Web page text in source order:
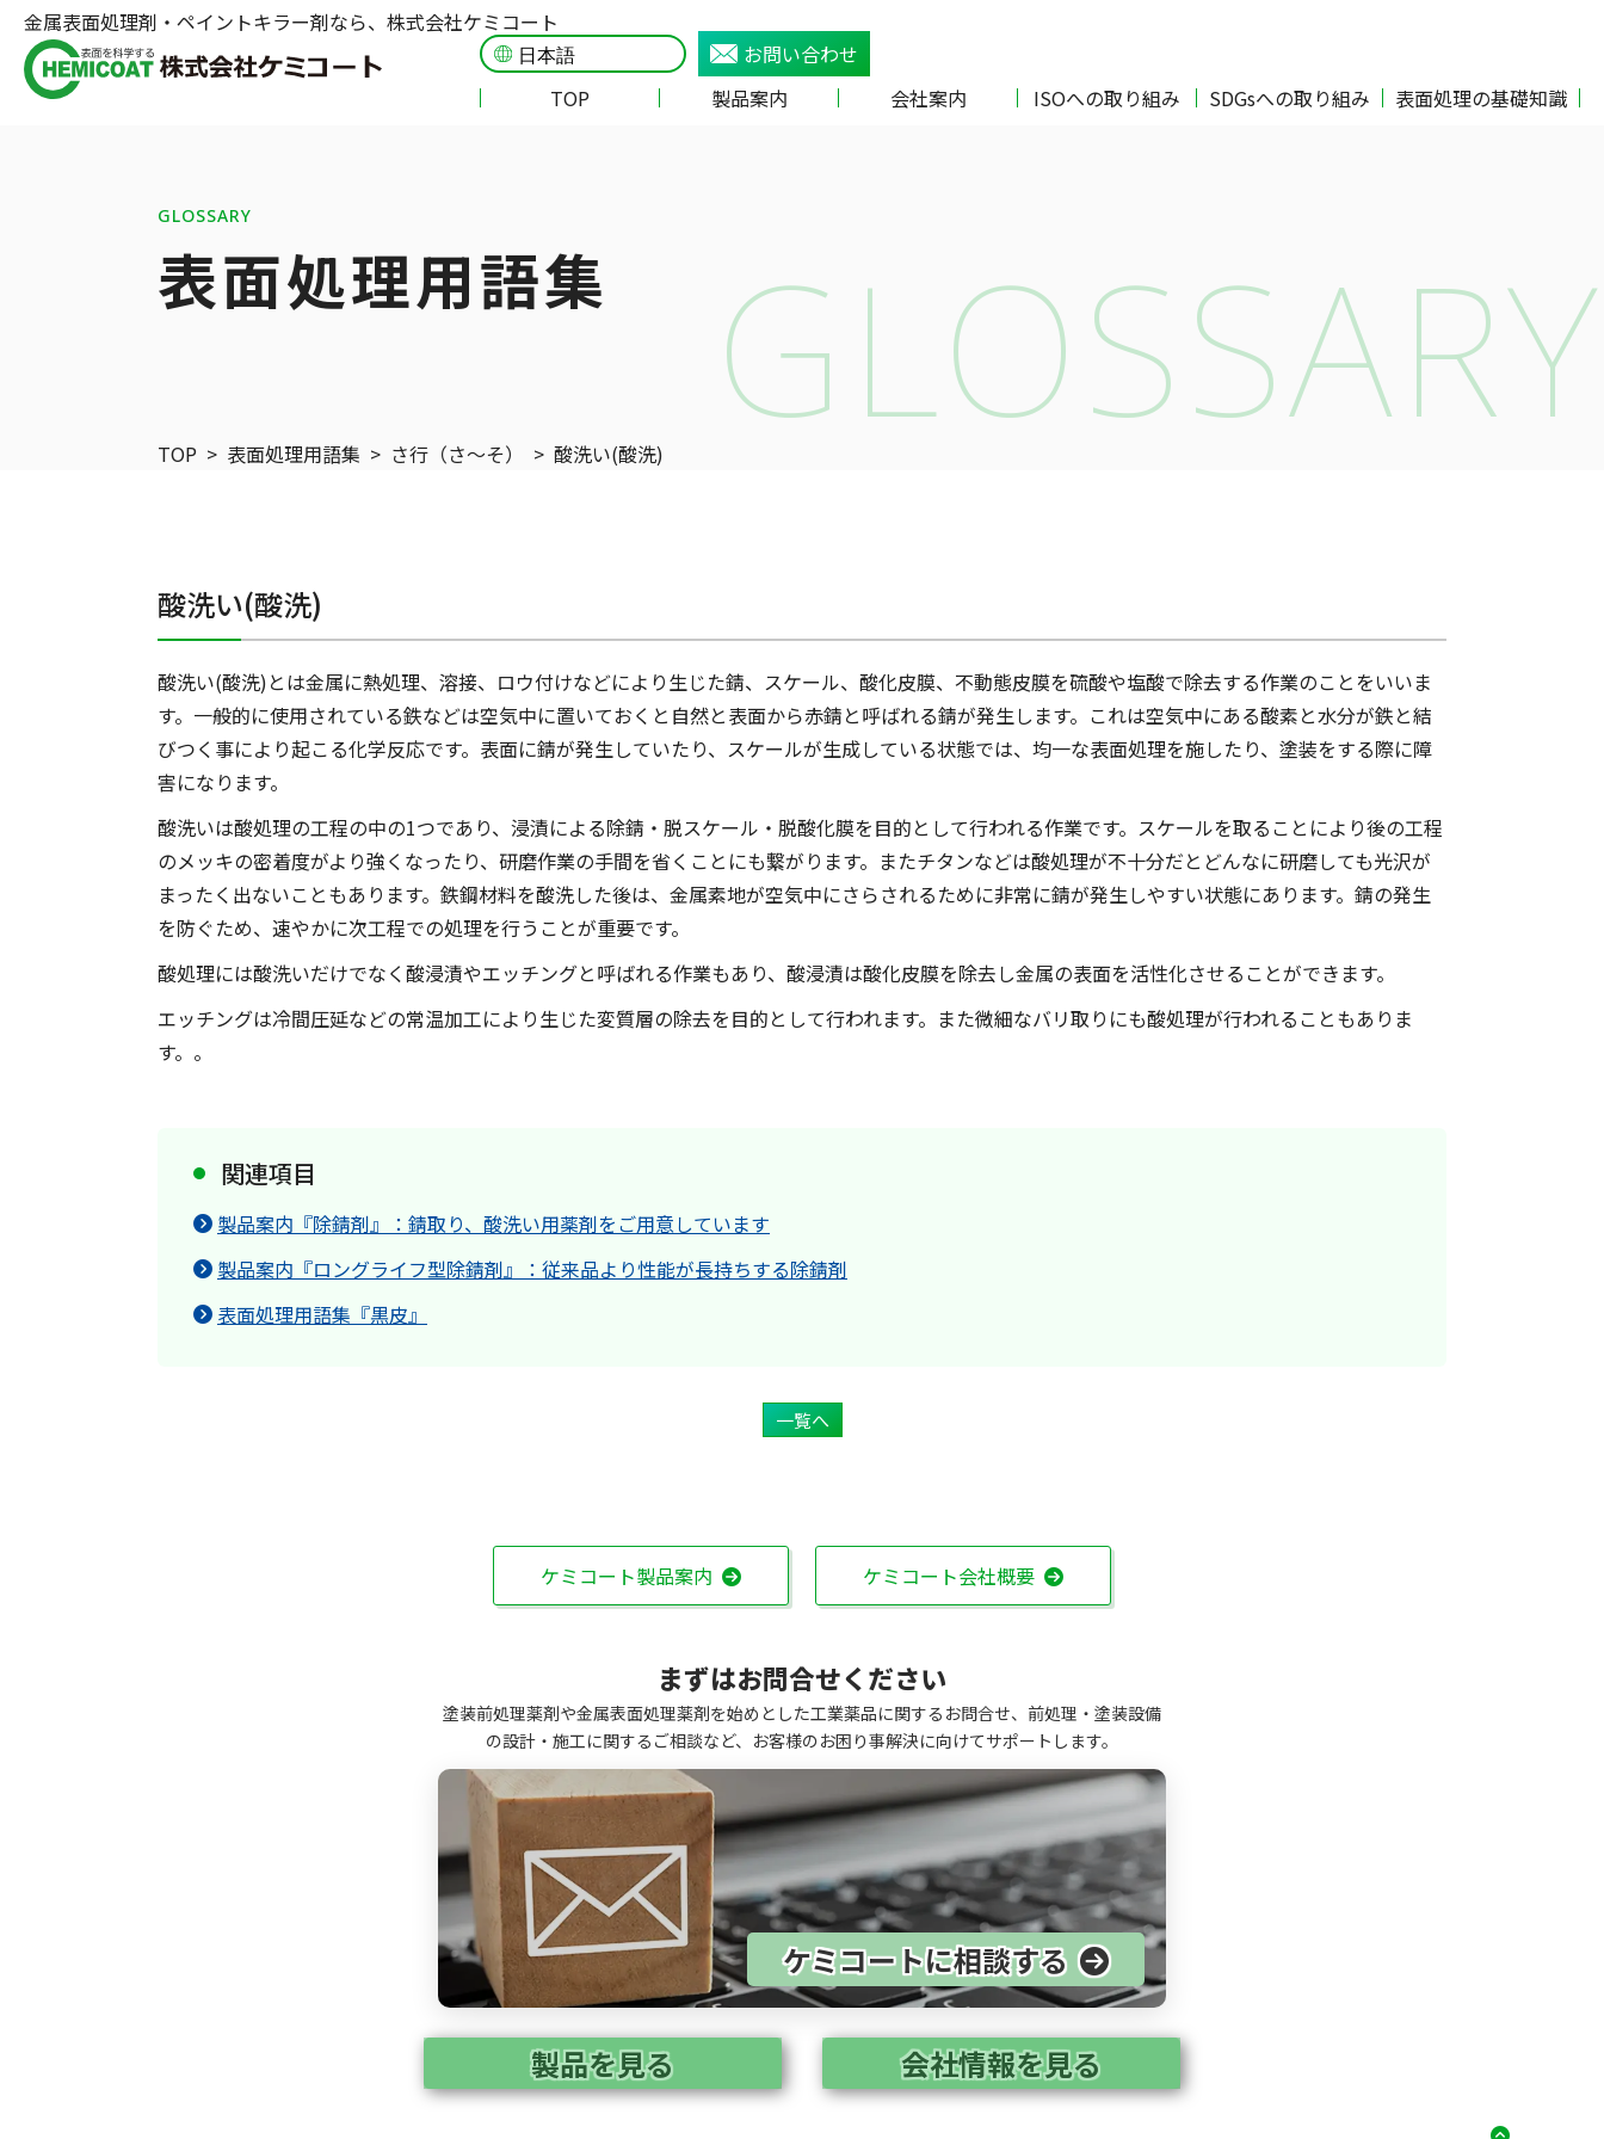
金属表面処理剤・ペイントキラー剤なら、株式会社ケミコート
お問い合わせ
TOP
製品案内 会社案内 ISOへの取り組み SDGsへの取り組み 表面処理の基礎知識
GLOSSARY
GLOSSARY
表面処理用語集
TOP > 表面処理用語集 > さ行（さ〜そ） > 酸洗い(酸洗)
酸洗い(酸洗)
酸洗い(酸洗)とは金属に熱処理、溶接、ロウ付けなどにより生じた錆、スケール、酸化皮膜、不動態皮膜を硫酸や塩酸で除去する作業のことをいいま
す。一般的に使用されている鉄などは空気中に置いておくと自然と表面から赤錆と呼ばれる錆が発生します。これは空気中にある酸素と水分が鉄と結
びつく事により起こる化学反応です。表面に錆が発生していたり、スケールが生成している状態では、均一な表面処理を施したり、塗装をする際に障
害になります。
酸洗いは酸処理の工程の中の1つであり、浸漬による除錆・脱スケール・脱酸化膜を目的として行われる作業です。スケールを取ることにより後の工程
のメッキの密着度がより強くなったり、研磨作業の手間を省くことにも繋がります。またチタンなどは酸処理が不十分だとどんなに研磨しても光沢が
まったく出ないこともあります。鉄鋼材料を酸洗した後は、金属素地が空気中にさらされるために非常に錆が発生しやすい状態にあります。錆の発生
を防ぐため、速やかに次工程での処理を行うことが重要です。
酸処理には酸洗いだけでなく酸浸漬やエッチングと呼ばれる作業もあり、酸浸漬は酸化皮膜を除去し金属の表面を活性化させることができます。
エッチングは冷間圧延などの常温加工により生じた変質層の除去を目的として行われます。また微細なバリ取りにも酸処理が行われることもありま
す。。
関連項目
製品案内『除錆剤』：錆取り、酸洗い用薬剤をご用意しています
製品案内『ロングライフ型除錆剤』：従来品より性能が長持ちする除錆剤
表面処理用語集『黒皮』
一覧へ
ケミコート製品案内 ケミコート会社概要
まずはお問合せください
塗装前処理薬剤や金属表面処理薬剤を始めとした工業薬品に関するお問合せ、前処理・塗装設備
の設計・施工に関するご相談など、お客様のお困り事解決に向けてサポートします。
ケミコートに相談する
製品を見る 会社情報を見る